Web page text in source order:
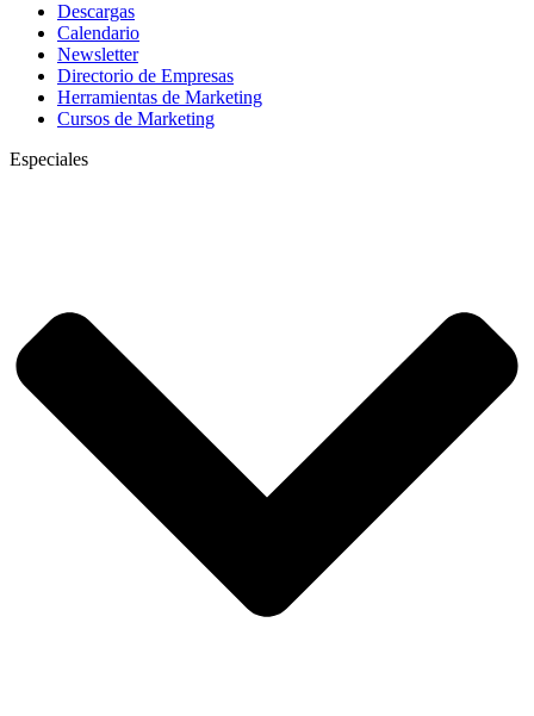
Descargas
Calendario
Newsletter
Directorio de Empresas
Herramientas de Marketing
Cursos de Marketing
Especiales